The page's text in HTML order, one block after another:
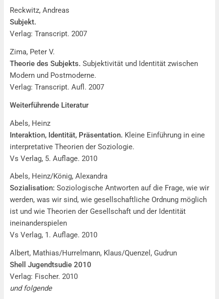
Reckwitz, Andreas
Subjekt.
Verlag: Transcript. 2007
Zima, Peter V.
Theorie des Subjekts. Subjektivität und Identität zwischen
Modern und Postmoderne.
Verlag: Transcript. Aufl. 2007
Weiterführende Literatur
Abels, Heinz
Interaktion, Identität, Präsentation. Kleine Einführung in eine
interpretative Theorien der Soziologie.
Vs Verlag, 5. Auflage. 2010
Abels, Heinz/König, Alexandra
Sozialisation: Soziologische Antworten auf die Frage, wie wir
werden, was wir sind, wie gesellschaftliche Ordnung möglich
ist und wie Theorien der Gesellschaft und der Identität
ineinanderspielen
Vs Verlag, 1. Auflage. 2010
Albert, Mathias/Hurrelmann, Klaus/Quenzel, Gudrun
Shell Jugendtsudie 2010
Verlag: Fischer. 2010
und folgende